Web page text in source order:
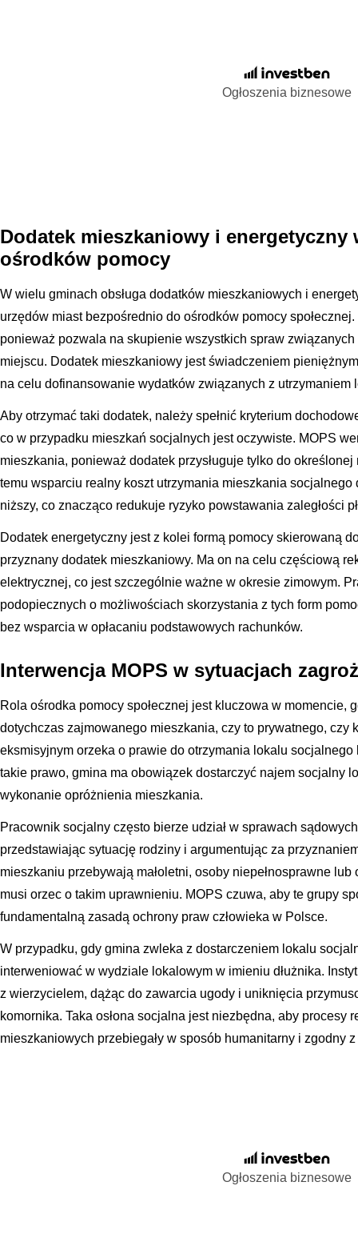
Ogłoszenia biznesowe
Dodatek mieszkaniowy i energetyczny
ośrodków pomocy
W wielu gminach obsługa dodatków mieszkaniowych i
urzędów miast bezpośrednio do ośrodków pomocy
ponieważ pozwala na skupienie wszystkich spraw
miejscu. Dodatek mieszkaniowy jest świadczeniem
na celu dofinansowanie wydatków związanych z utrzymaniem
Aby otrzymać taki dodatek, należy spełnić kryterium
co w przypadku mieszkań socjalnych jest oczywiste. MOPS
mieszkania, ponieważ dodatek przysługuje tylko do
temu wsparciu realny koszt utrzymania mieszkania
niższy, co znacząco redukuje ryzyko powstawania zaległości
Dodatek energetyczny jest z kolei formą pomocy skierowaną
przyznany dodatek mieszkaniowy. Ma on na celu częściową
elektrycznej, co jest szczególnie ważne w okresie zimowym.
podopiecznych o możliwościach skorzystania z tych form
bez wsparcia w opłacaniu podstawowych rachunków.
Interwencja MOPS w sytuacjach
Rola ośrodka pomocy społecznej jest kluczowa w momencie,
dotychczas zajmowanego mieszkania, czy to prywatnego, czy
eksmisyjnym orzeka o prawie do otrzymania lokalu
takie prawo, gmina ma obowiązek dostarczyć najem socjalny
wykonanie opróżnienia mieszkania.
Pracownik socjalny często bierze udział w sprawach
przedstawiając sytuację rodziny i argumentując za
mieszkaniu przebywają małoletni, osoby niepełnosprawne lub
musi orzec o takim uprawnieniu. MOPS czuwa, aby te grupy
fundamentalną zasadą ochrony praw człowieka w Polsce.
W przypadku, gdy gmina zwleka z dostarczeniem lokalu
interweniować w wydziale lokalowym w imieniu dłużnika.
z wierzycielem, dążąc do zawarcia ugody i uniknięcia
komornika. Taka osłona socjalna jest niezbędna, aby procesy
mieszkaniowych przebiegały w sposób humanitarny i zgodny
Ogłoszenia biznesowe